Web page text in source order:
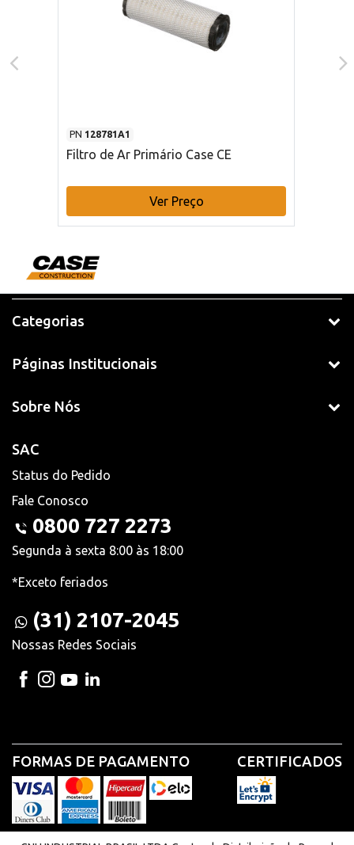
PN 128781A1
Filtro de Ar Primário Case CE
Ver Preço
Categorias
Páginas Institucionais
Sobre Nós
SAC
Status do Pedido
Fale Conosco
0800 727 2273
Segunda à sexta 8:00 às 18:00
*Exceto feriados
(31) 2107-2045
Nossas Redes Sociais
FORMAS DE PAGAMENTO CERTIFICADOS